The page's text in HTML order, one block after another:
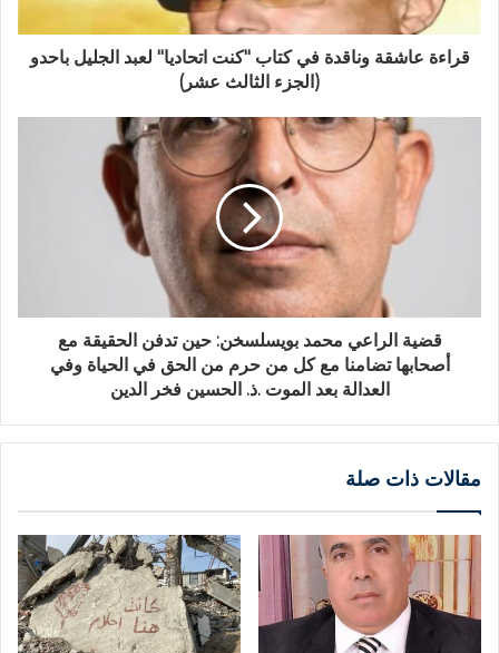
قراءة عاشقة وناقدة في كتاب "كنت اتحاديا" لعبد الجليل باحدو
(الجزء الثالث عشر)
قضية الراعي محمد بويسلسخن: حين تدفن الحقيقة مع
أصحابها تضامنا مع كل من حرم من الحق في الحياة وفي
العدالة بعد الموت .ذ. الحسين فخر الدين
مقالات ذات صلة